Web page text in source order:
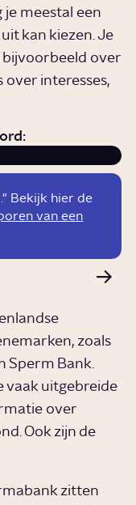
meestal een
kan kiezen. Je
over
over interesses,
Bekijk hier de
van een
zoals
Sperm Bank.
vaak uitgebreide
over
Ook zijn de
zitten